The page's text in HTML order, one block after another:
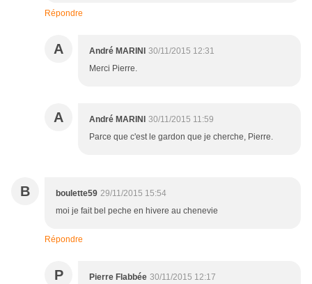
Répondre
A André MARINI
30/11/2015 12:31
Merci Pierre.
A André MARINI
30/11/2015 11:59
Parce que c'est le gardon que je cherche, Pierre.
B boulette59 29/11/2015 15:54
moi je fait bel peche en hivere au chenevie
Répondre
P Pierre Flabbée 30/11/2015 12:17